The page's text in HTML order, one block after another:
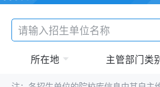
所在地 主管部门类